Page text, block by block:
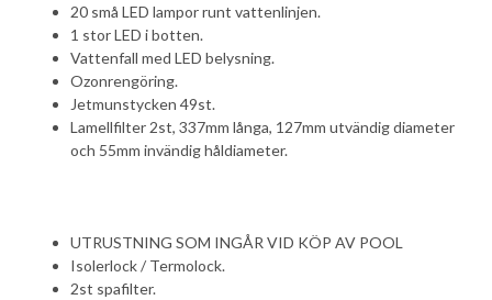
20 små LED lampor runt vattenlinjen.
1 stor LED i botten.
Vattenfall med LED belysning.
Ozonrengöring.
Jetmunstycken 49st.
Lamellfilter 2st, 337mm långa, 127mm utvändig diameter
och 55mm invändig håldiameter.
UTRUSTNING SOM INGÅR VID KÖP AV POOL
Isolerlock / Termolock.
2st spafilter.